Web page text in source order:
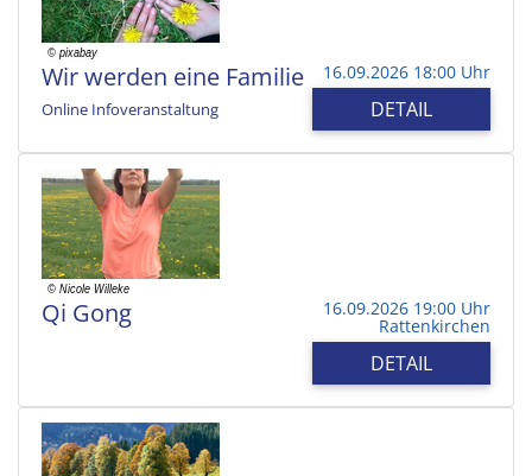
Wir werden eine Familie
Online Infoveranstaltung
16.09.2026 18:00 Uhr
DETAIL
Qi Gong 16.09.2026 19:00 Uhr
Rattenkirchen
DETAIL